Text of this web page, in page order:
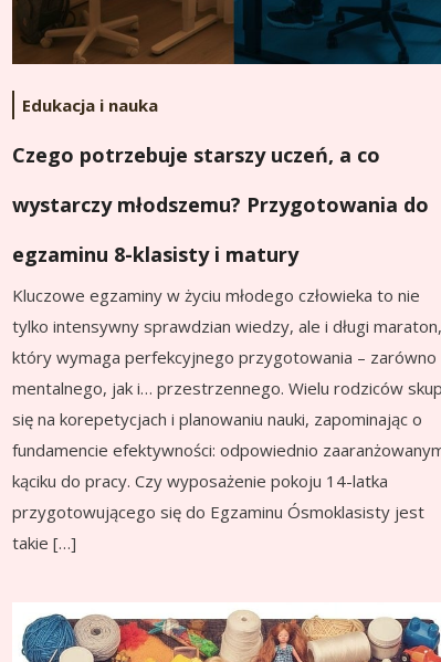
Edukacja i nauka
Czego potrzebuje starszy uczeń, a co
wystarczy młodszemu? Przygotowania do
egzaminu 8-klasisty i matury
Kluczowe egzaminy w życiu młodego człowieka to nie
tylko intensywny sprawdzian wiedzy, ale i długi maraton,
który wymaga perfekcyjnego przygotowania – zarówno
mentalnego, jak i… przestrzennego. Wielu rodziców
się na korepetycjach i planowaniu nauki, zapominając o
fundamencie efektywności: odpowiednio
kąciku do pracy. Czy wyposażenie pokoju 14-latka
przygotowującego się do Egzaminu Ósmoklasisty jest
takie […]